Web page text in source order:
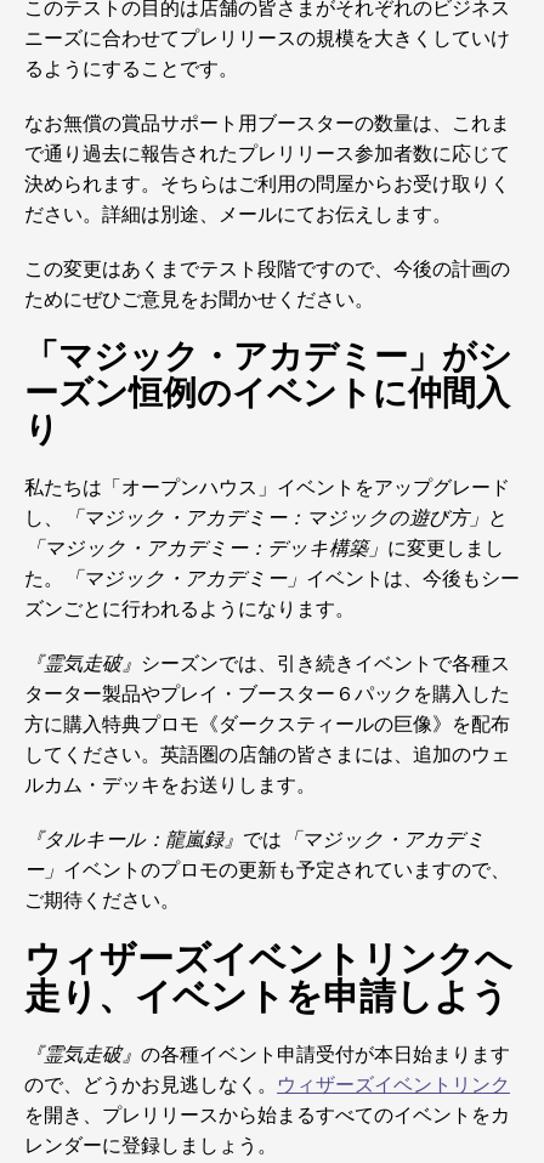
このテストの目的は店舗の皆さまがそれぞれのビジネス
ニーズに合わせてプレリリースの規模を大きくしていけ
るようにすることです。
なお無償の賞品サポート用ブースターの数量は、これま
で通り過去に報告されたプレリリース参加者数に応じて
決められます。そちらはご利用の問屋からお受け取りく
ださい。詳細は別途、メールにてお伝えします。
この変更はあくまでテスト段階ですので、今後の計画の
ためにぜひご意見をお聞かせください。
「マジック・アカデミー」がシ
ーズン恒例のイベントに仲間入
り
私たちは「オープンハウス」イベントをアップグレード
し、
「マジック・アカデミー：マジックの遊び方」 と
「マジック・アカデミー：デッキ構築」 に変更しまし
た。
「マジック・アカデミー」 イベントは、今後もシー
ズンごとに行われるようになります。
『霊気走破』 シーズンでは、引き続きイベントで各種ス
ターター製品やプレイ・ブースター６パックを購入した
方に購入特典プロモ《ダークスティールの巨像》を配布
してください。英語圏の店舗の皆さまには、追加のウェ
ルカム・デッキをお送りします。
『タルキール：龍嵐録』 では 「マジック・アカデミ
ー」 イベントのプロモの更新も予定されていますので、
ご期待ください。
ウィザーズイベントリンクへ
走り、イベントを申請しよう
『霊気走破』 の各種イベント申請受付が本日始まります
ので、どうかお見逃しなく。 ウィザーズイベントリンク
を開き、プレリリースから始まるすべてのイベントをカ
レンダーに登録しましょう。